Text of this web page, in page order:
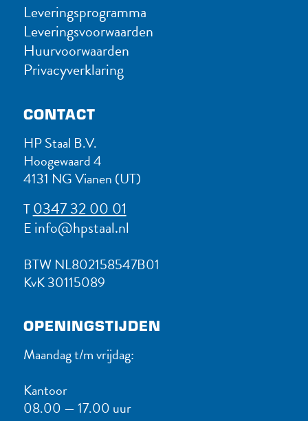
Leveringsprogramma
Leveringsvoorwaarden
Huurvoorwaarden
Privacyverklaring
CONTACT
HP Staal B.V.
Hoogewaard 4
4131 NG Vianen (UT)
T0347 32 00 01
E info@hpstaal.nl
BTW NL802158547B01
KvK 30115089
OPENINGSTIJDEN
Maandag t/m vrijdag:
Kantoor
08.00 — 17.00 uur